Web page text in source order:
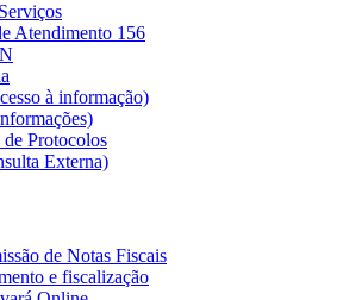
Atendimento 156
à informação)
Protocolos
Externa)
de Notas Fiscais
e fiscalização